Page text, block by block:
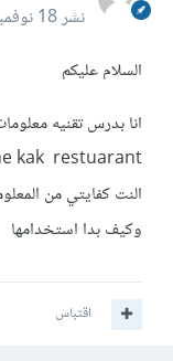
نشر18 نوفمبر 2019
السلام عليكم
انا بدرس تقنيه
النت كفايتي من
وكيف بدا استخدامها
اقتباس